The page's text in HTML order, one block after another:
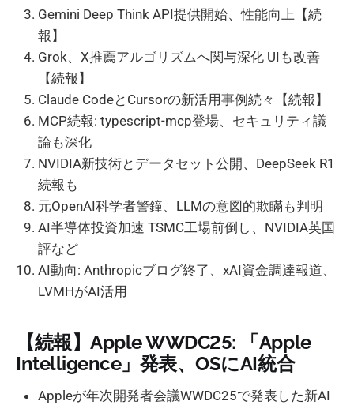
Gemini Deep Think API提供開始、性能向上【続
報】
Grok、X推薦アルゴリズムへ関与深化 UIも改善
【続報】
Claude CodeとCursorの新活用事例続々【続報】
MCP続報: typescript-mcp登場、セキュリティ議
論も深化
NVIDIA新技術とデータセット公開、DeepSeek R1
続報も
元OpenAI科学者警鐘、LLMの意図的欺瞞も判明
AI半導体投資加速 TSMC工場前倒し、NVIDIA英国
評など
AI動向: Anthropicブログ終了、xAI資金調達報道、
LVMHがAI活用
【続報】Apple WWDC25: 「Apple
Intelligence」発表、OSにAI統合
Appleが年次開発者会議WWDC25で発表した新AI